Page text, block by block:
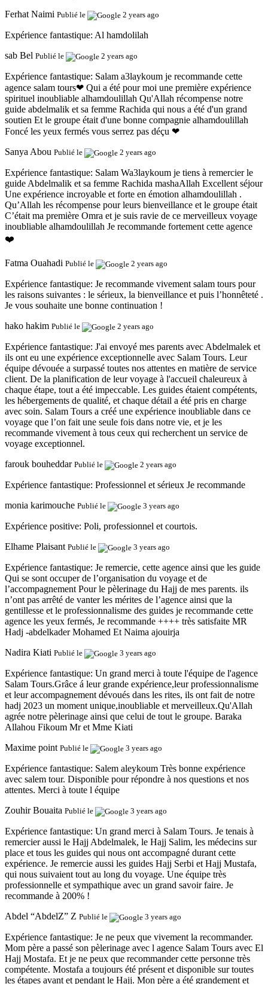
Ferhat Naimi Publié le 2 years ago
Expérience fantastique: Al hamdolilah
sab Bel Publié le 2 years ago
Expérience fantastique: Salam a3laykoum je recommande cette
agence salam tours❤ Qui a été pour moi une première expérience
spirituel inoubliable alhamdoulillah Qu'Allah récompense notre
guide abdelmalik et sa femme Rachida qui nous a été d'un grand
soutien Et le groupe était d'une bonne compagnie alhamdoulillah
Foncé les yeux fermés vous serrez pas déçu ❤
Sanya Abou Publié le 2 years ago
Expérience fantastique: Salam Wa3laykoum je tiens à remercier le
guide Abdelmalik et sa femme Rachida mashaAllah Excellent séjour
Une expérience incroyable et forte en émotion alhamdoulillah .
Qu’Allah les récompense pour leurs bienveillance et le groupe était
C’était ma première Omra et je suis ravie de ce merveilleux voyage
inoubliable alhamdoulillah Je recommande fortement cette agence
❤️
Fatma Ouahadi Publié le 2 years ago
Expérience fantastique: Je recommande vivement salam tours pour
les raisons suivantes : le sérieux, la bienveillance et puis l’honnêteté .
Je vous souhaite une bonne continuation !
hako hakim Publié le 2 years ago
Expérience fantastique: J'ai envoyé mes parents avec Abdelmalek et
ils ont eu une expérience exceptionnelle avec Salam Tours. Leur
équipe dévouée a surpassé toutes nos attentes en matière de service
client. De la planification de leur voyage à l'accueil chaleureux à
chaque étape, tout a été impeccable. Les guides étaient compétents,
les hébergements de qualité, et chaque détail a été pris en charge
avec soin. Salam Tours a créé une expérience inoubliable dans ce
voyage que l’on fait une seule fois dans notre vie, et je les
recommande vivement à tous ceux qui recherchent un service de
voyage exceptionnel.
farouk bouheddar Publié le 2 years ago
Expérience fantastique: Professionnel et sérieux Je recommande
monia karimouche Publié le 3 years ago
Expérience positive: Poli, professionnel et courtois.
Elhame Plaisant Publié le 3 years ago
Expérience fantastique: Je remercie, cette agence ainsi que les guide
Qui se sont occuper de l’organisation du voyage et de
l’accompagnement Pour le pèlerinage du Hajj de mes parents. ils
n’ont pas arrêté de vanter les mérites de l’agence ainsi que la
gentillesse et le professionnalisme des guides je recommande cette
agence les yeux fermés, Je recommande ++++ très satisfaite MR
Hadj -abdelkader Mohamed Et Naima ajouirja
Nadira Kiati Publié le 3 years ago
Expérience fantastique: Un grand merci à toute l'équipe de l'agence
Salam Tours.Grâce á leur grande expérience,leur professionnalisme
et leur accompagnement dévoués dans les rites, ils ont fait de notre
hadj 2023 un moment unique,inoubliable et merveilleux.Qu'Allah
agrée notre pèlerinage ainsi que celui de tout le groupe. Baraka
Allahou Fikoum Mr et Mme Kiati
Maxime point Publié le 3 years ago
Expérience fantastique: Salem aleykoum Très bonne expérience
avec salem tour. Disponible pour répondre à nos questions et nos
attentes. Merci à toute l équipe
Zouhir Bouaita Publié le 3 years ago
Expérience fantastique: Un grand merci à Salam Tours. Je tenais à
remercier aussi le Hajj Abdelmalek, le Hajj Salim, les médecins sur
place et tous les guides qui nous ont accompagné durant cette
expérience. Je remercie aussi les guides Hajj Serbi et Hajj Mustafa,
qui nous suivaient tout au long du voyage. Une équipe très
professionnelle et sympathique avec un grand savoir faire. Je
recommande à 200% !
Abdel “AbdelZ” Z Publié le 3 years ago
Expérience fantastique: Je ne peux que vivement la recommander.
Mom père a passé son pèlerinage avec l agence Salam Tours avec El
Hajj Mostafa. Et je ne peux que recommander cette personne très
compétente. Mostafa a toujours été présent et disponible sur toutes
les étapes avant et pendant le Hajj. Mon père a été grandement et